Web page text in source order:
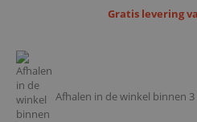
Gratis levering
Afhalen in de winkel binnen